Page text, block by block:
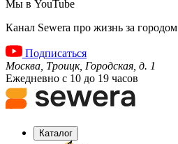
Мы в YouTube
Канал Sewera про жизнь за городом
Подписаться
Москва, Троицк, Городская, д. 1
Ежедневно с 10 до 19 часов
Каталог